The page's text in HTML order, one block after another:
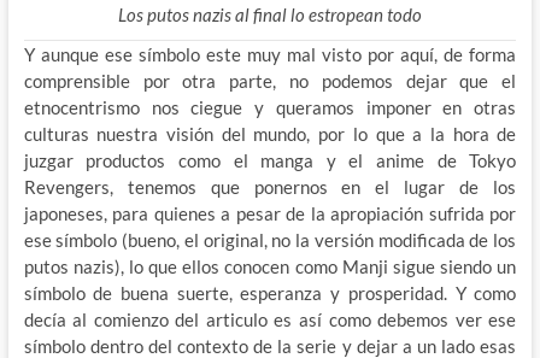
Los putos nazis al final lo estropean todo
Y aunque ese símbolo este muy mal visto por aquí, de forma
comprensible por otra parte, no podemos dejar que el
etnocentrismo nos ciegue y queramos imponer en otras
culturas nuestra visión del mundo, por lo que a la hora de
juzgar productos como el manga y el anime de Tokyo
Revengers, tenemos que ponernos en el lugar de los
japoneses, para quienes a pesar de la apropiación sufrida por
ese símbolo (bueno, el original, no la versión modificada de los
putos nazis), lo que ellos conocen como Manji sigue siendo un
símbolo de buena suerte, esperanza y prosperidad. Y como
decía al comienzo del articulo es así como debemos ver ese
símbolo dentro del contexto de la serie y dejar a un lado esas